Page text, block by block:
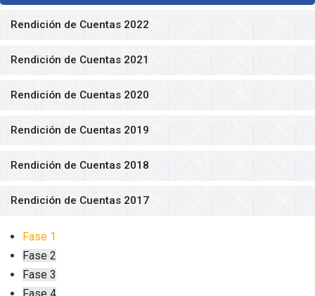
Rendición de Cuentas 2022
Rendición de Cuentas 2021
Rendición de Cuentas 2020
Rendición de Cuentas 2019
Rendición de Cuentas 2018
Rendición de Cuentas 2017
Fase 1
Fase 2
Fase 3